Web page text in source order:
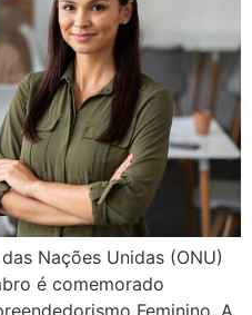
Nações Unidas (ONU)
é comemorado